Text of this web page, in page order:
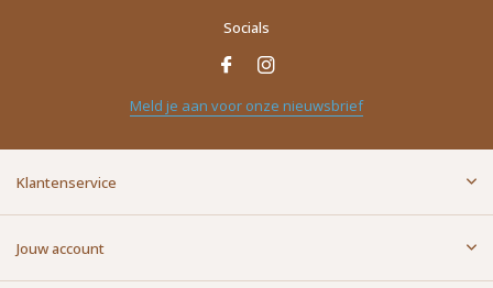
Socials
Meld je aan voor onze nieuwsbrief
Klantenservice
Jouw account